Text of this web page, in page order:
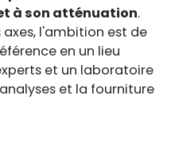
à son atténuation.
l'ambition est de
en un lieu
et un laboratoire
et la fourniture